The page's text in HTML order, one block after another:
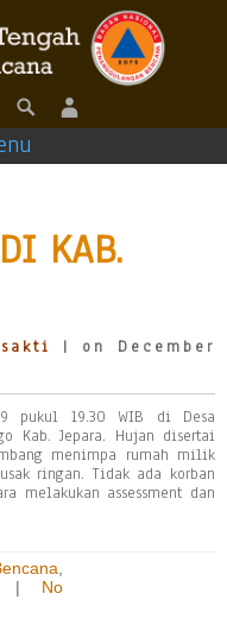
KAB.
| on December
pukul 19.30 WIB di Desa
Kab. Jepara. Hujan disertai
menimpa rumah milik
ringan. Tidak ada korban
melakukan assessment dan
| No